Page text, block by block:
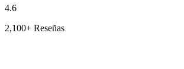
4.6
2,100+ Reseñas